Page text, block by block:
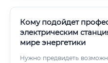
Кому подойдет
электрическим
мире энергетики
Нужно предвидеть